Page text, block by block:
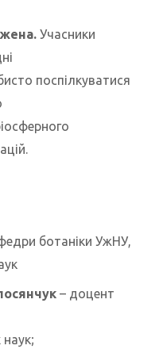
Учасники
поспілкуватися
ботаніки УжНУ,
– доцент
наук;